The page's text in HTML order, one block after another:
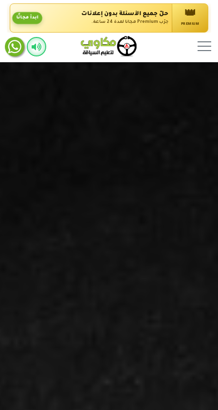
👑
PREMIUM
حلّ جميع الأسئلة بدون إعلانات
جرّب Premium مجانًا لمدة 24 ساعة.
ابدأ مجانًا